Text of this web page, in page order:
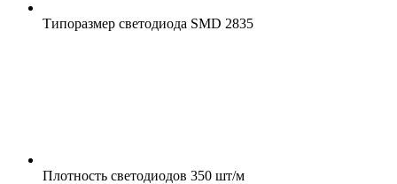
Типоразмер светодиода SMD 2835
Плотность светодиодов 350 шт/м